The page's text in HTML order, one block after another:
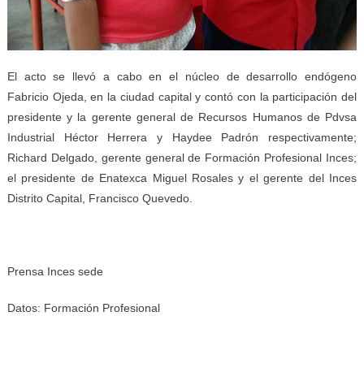
El acto se llevó a cabo en el núcleo de desarrollo endógeno
Fabricio Ojeda, en la ciudad capital y contó con la participación del
presidente y la gerente general de Recursos Humanos de Pdvsa
Industrial Héctor Herrera y Haydee Padrón respectivamente;
Richard Delgado, gerente general de Formación Profesional Inces;
el presidente de Enatexca Miguel Rosales y el gerente del Inces
Distrito Capital, Francisco Quevedo.
Prensa Inces sede
Datos: Formación Profesional